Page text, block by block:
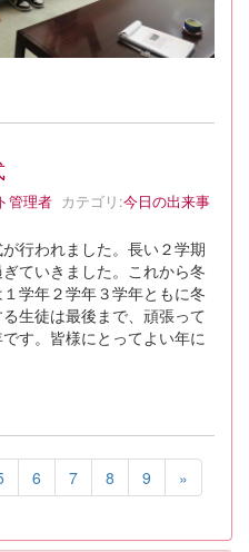
管理者 カテゴリ:今日の出来事
行われました。長い２学期
ていきました。これから冬
学年２学年３学年ともに冬
生徒は最後まで、頑張って
す。皆様にとってよい年に
6 7 8 9 »